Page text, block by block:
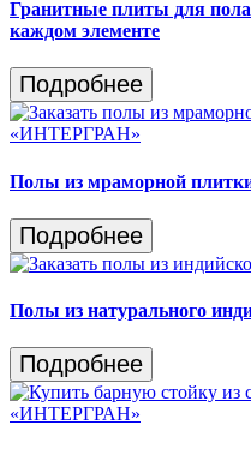
Гранитные плиты для
каждом элементе
Подробнее
Полы из мраморной
Подробнее
Полы из натурального
Подробнее